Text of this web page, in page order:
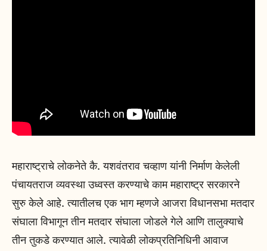
महाराष्ट्राचे लोकनेते कै. यशवंतराव चव्हाण यांनी निर्माण केलेली
पंचायतराज व्यवस्था उध्वस्त करण्याचे काम महाराष्ट्र सरकारने
सुरु केले आहे. त्यातीलच एक भाग म्हणजे आजरा विधानसभा मतदार
संघाला विभागून तीन मतदार संघाला जोडले गेले आणि तालुक्याचे
तीन तुकडे करण्यात आले. त्यावेळी लोकप्रतिनिधिनी आवाज